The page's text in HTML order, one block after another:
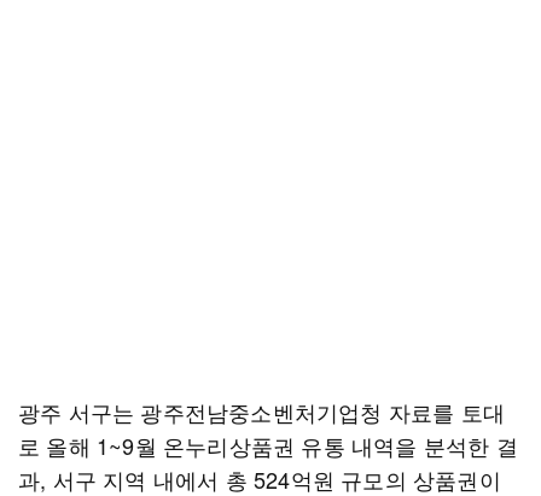
광주 서구는 광주전남중소벤처기업청 자료를 토대
로 올해 1~9월 온누리상품권 유통 내역을 분석한 결
과, 서구 지역 내에서 총 524억원 규모의 상품권이